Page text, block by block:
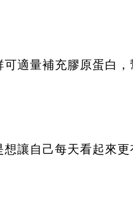
適量補充膠原蛋白，
讓自己每天看起來